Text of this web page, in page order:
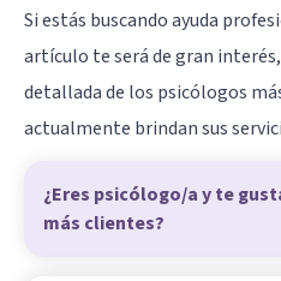
Si estás buscando ayuda
artículo te será de gran
detallada de los psicólogos
actualmente brindan sus
¿Eres psicólogo/a y te
más clientes?